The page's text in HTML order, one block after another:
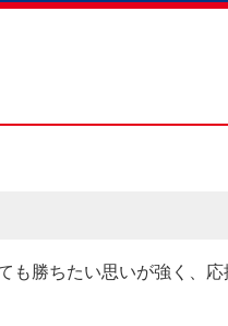
勝ちたい思いが強く、応